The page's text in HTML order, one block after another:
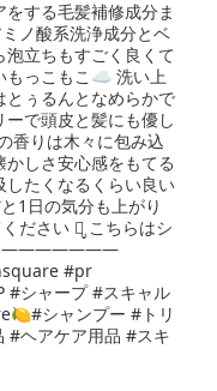
する毛髪補修成分ま
ノ酸系洗浄成分とベ
立ちもすごく良くて
もっこもこ☁️ 洗い上
ぅるんとなめらかで
で頭皮と髪にも優し
香りは木々に包み込
しさ安心感をもてる
たくなるくらい良い
1日の気分も上がり
ださい‪ ⺣̤̬︎︎ こちらはシ
！ -———————
#pr
#シャープ #スキャル
シャンプー #トリ
#ヘアケア用品 #スキ